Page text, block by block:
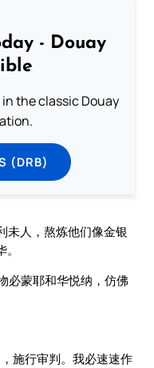
- Douay
the classic Douay
(DRB)
未人，熬炼他们像金银
必蒙耶和华悦纳，仿佛
施行审判。我必速速作